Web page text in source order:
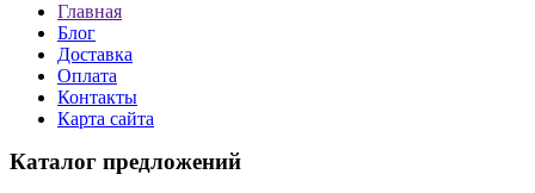
Главная
Блог
Доставка
Оплата
Контакты
Карта сайта
Каталог предложений